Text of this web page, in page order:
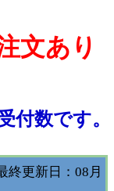
文あり
付数です。